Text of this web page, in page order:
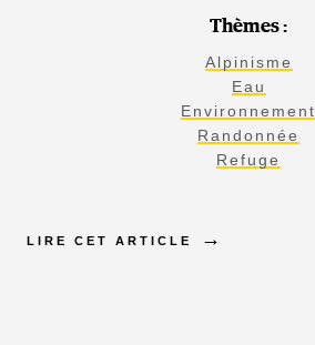
Thèmes :
Alpinisme
Eau
Environnement
Randonnée
Refuge
LIRE CET ARTICLE